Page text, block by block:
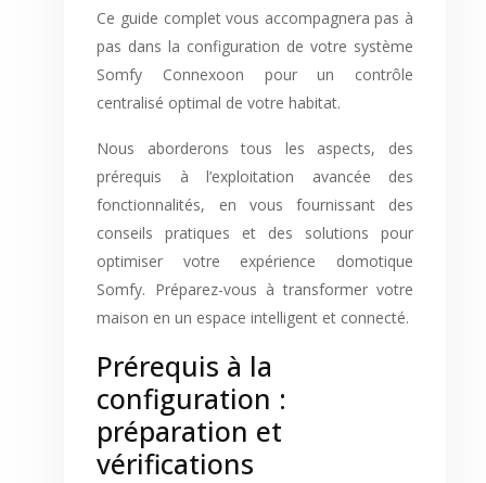
Ce guide complet vous accompagnera pas à
pas dans la configuration de votre système
Somfy Connexoon pour un contrôle
centralisé optimal de votre habitat.
Nous aborderons tous les aspects, des
prérequis à l’exploitation avancée des
fonctionnalités, en vous fournissant des
conseils pratiques et des solutions pour
optimiser votre expérience domotique
Somfy. Préparez-vous à transformer votre
maison en un espace intelligent et connecté.
Prérequis à la
configuration :
préparation et
vérifications